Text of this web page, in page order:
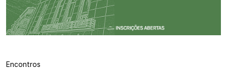
Encontros